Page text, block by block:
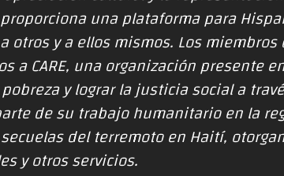
una plataforma para
y a ellos mismos. Los miembros
aCARE, una organización presente
y lograr la justicia social a
de su trabajo humanitario en la
del terremoto en Haití,
y otros servicios.